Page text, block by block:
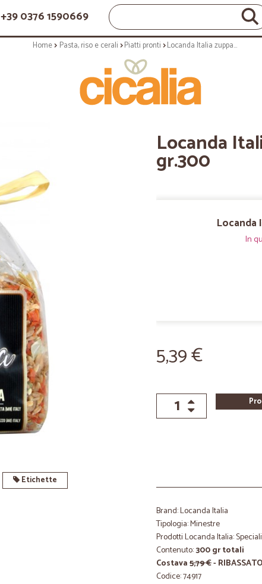
+39 0376 1590669
Home Pasta, riso e cerali Piatti pronti Locanda Italia zuppa alla toscana gr.300
Etichette
Locanda
gr.300
Locanda
In
5,39 €
Brand: Locanda Italia
Tipologia: Minestre
Prodotti Locanda Italia:
Contenuto:300 gr totali
Costava5,79 €- RIBASSATO
Codice: 74917